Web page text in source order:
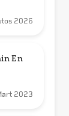
2026
En
2023